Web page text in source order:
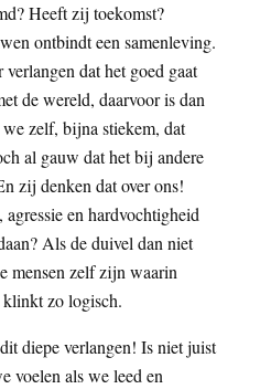
Heeft zij toekomst?
ontbindt een samenleving.
verlangen dat het goed gaat
de wereld, daarvoor is dan
zelf, bijna stiekem, dat
al gauw dat het bij andere
zij denken dat over ons!
en hardvochtigheid
Als de duivel dan niet
mensen zelf zijn waarin
klinkt zo logisch.
diepe verlangen! Is niet juist
voelen als we leed en